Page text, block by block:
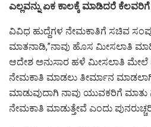
ಎಲ್ಲವನ್ನು ಏಕ ಕಾಲಕ್ಕೆ ಮಾಡಿದರೆ
ವಿವಿಧ ಹುದ್ದೆಗಳ ನೇಮಕಾತಿಗೆ ಸಚಿವ
ಮಾತನಾಡಿ,”ನಾವು ಹೊಸ ಮೀಸಲಾತಿ
ಆದೇಶ ಅನುಸಾರ ಹಳೆ ಮೀಸಲಾತಿ ಮೇಲೆ
ನೇಮಕಾತಿ ಮಾಡಲು ತೀರ್ಮಾನ
ಮಾಡುವುದಾಗಿ ನಾವು ಯುವಕರಿಗೆ ಮಾತು
ನೇಮಕಾತಿ ಮಾಡುತ್ತೇವೆ ಎಂದು